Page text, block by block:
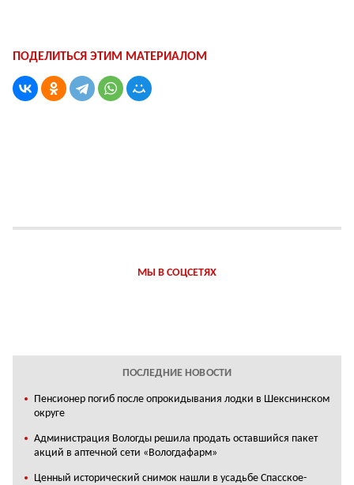
ПОДЕЛИТЬСЯ ЭТИМ МАТЕРИАЛОМ
МЫ В СОЦСЕТЯХ
ПОСЛЕДНИЕ НОВОСТИ
Пенсионер погиб после опрокидывания лодки в Шекснинском
округе
Администрация Вологды решила продать оставшийся пакет
акций в аптечной сети «Вологдафарм»
Ценный исторический снимок нашли в усадьбе Спасское-